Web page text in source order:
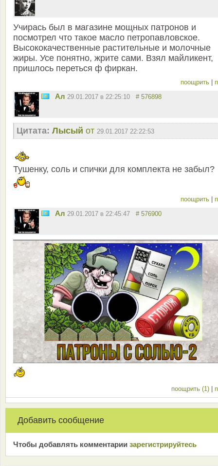
Учирась был в магазине мощных патронов и
посмотрел что такое масло петропавловское.
Высококачественные растительные и молочные
жиры. Усе понятно, жрите сами. Взял майликент,
пришлось переться ф фиркан.
поощрить
Ал 29.01.2017 в 22:25:10 # 576898
Цитата: Лысый от 29.01.2017 22:22:53
Тушенку, соль и спички для комплекта не забыл?
поощрить
Ал 29.01.2017 в 22:45:47 # 576900
поощрить (1)
Добавить сообщение
Чтобы добавлять комментарии зарeгиcтрирyйтeсь